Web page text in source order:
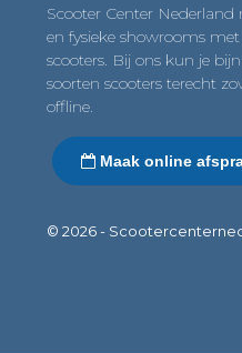
Scooter Center
en fysieke showrooms
scooters. Bij ons kun je
soorten scooters terecht
offline.
Maak online
© 2026 -